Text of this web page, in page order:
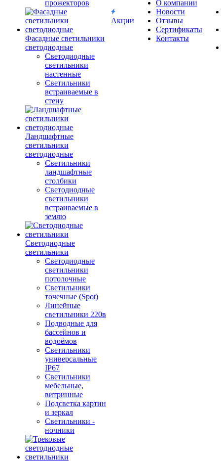
прожекторов
Фасадные светильники
светодиодные
Светодиодные
светильники
настенные
Светильники
встраиваемые в
стену
Ландшафтные
светильники
светодиодные
Светильники
ландшафтные
столбики
Светодиодные
светильники
встраиваемые в
землю
Светодиодные
светильники
Светодиодные
светильники
потолочные
Светильники
точечные (Spot)
Линейные
светильники 220в
Подводные для
бассейнов и
водоёмов
Светильники
универсальные
IP67
Светильники
мебельные,
витринные
Подсветка картин
и зеркал
Светильники -
ночники
Акции
О компании
Новости
Отзывы
Сертификаты
Контакты